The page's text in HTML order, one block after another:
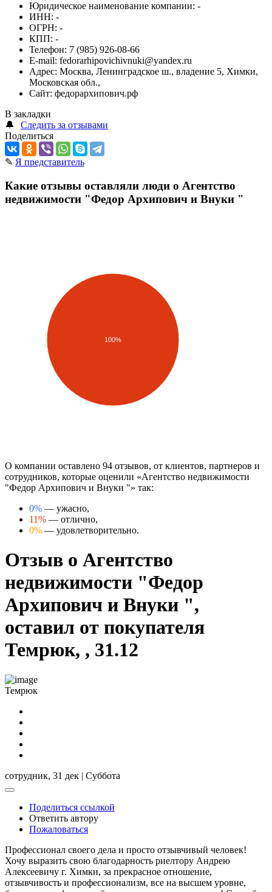
Юридическое наименование компании: -
ИНН: -
ОГРН: -
КПП: -
Телефон: 7 (985) 926-08-66
E-mail: fedorarhipovichivnuki@yandex.ru
Адрес: Москва, Ленинградское ш., владение 5, Химки,
Московская обл.,
Сайт: федорархипович.рф
В закладки
🔔
Следить за отзывами
Поделиться
✎ Я представитель
Какие отзывы оставляли люди о Агентство
недвижимости "Федор Архипович и Внуки "
100%
О компании оставлено 94 отзывов, от клиентов, партнеров и
сотрудников, которые оценили «Агентство недвижимости
"Федор Архипович и Внуки "» так:
0% — ужасно,
11% — отлично,
0% — удовлетворительно.
Отзыв о Агентство
недвижимости "Федор
Архипович и Внуки ",
оставил от покупателя
Темрюк, , 31.12
Темрюк
сотрудник, 31 дек | Суббота
Поделиться ссылкой
Ответить автору
Пожаловаться
Профессионал своего дела и просто отзывчивый человек!
Хочу выразить свою благодарность риелтору Андрею
Алексеевичу г. Химки, за прекрасное отношение,
отзывчивость и профессионализм, все на высшем уровне,